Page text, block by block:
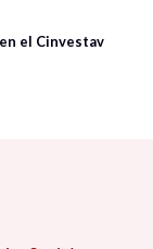
el Cinvestav